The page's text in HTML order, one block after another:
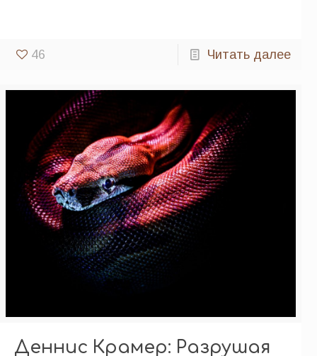
46 Читать далее
Деннис Крамер: Разрушая